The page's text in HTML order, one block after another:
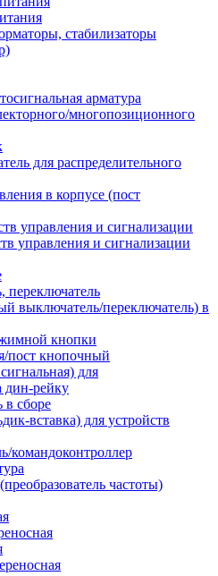
стабилизаторы
арматура
многопозиционного
для распределительного
в корпусе (пост
управления и сигнализации
управления и сигнализации
выключатель/переключатель) в
кнопки
пост кнопочный
для
дин-рейку
в сборе
вставка) для устройств
командоконтроллер
частоты)